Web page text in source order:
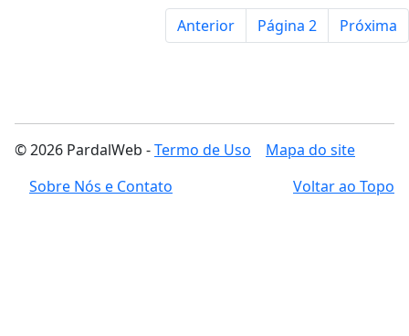
Anterior Página 2 Próxima
© 2026 PardalWeb -Termo de Uso
Mapa do site
Sobre Nós e Contato
Voltar ao Topo